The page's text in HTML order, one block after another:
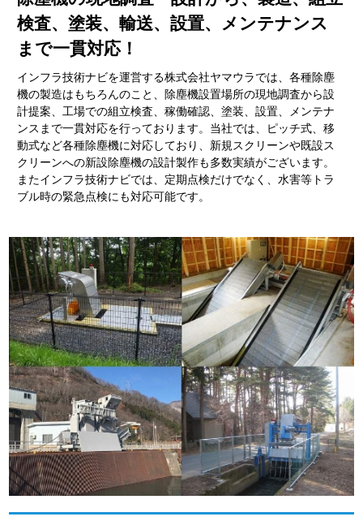
検査、塗装、輸送、設置、メンテナンス
まで一貫対応！
インフラ技術ナビを運営する株式会社ヤマウラでは、各種除塵
機の製造はもちろんのこと、除塵機設置場所の現地調査から設
計提案、工場での組立検査、稼働確認、塗装、設置、メンテナ
ンスまで一貫対応を行っております。当社では、ピッチ式、移
動式など各種除塵機に対応しており、新規スクリーンや既設ス
クリーンへの新設除塵機の設計製作も多数実績がございます。
またインフラ技術ナビでは、定期点検だけでなく、水害等トラ
ブル時の緊急点検にも対応可能です。